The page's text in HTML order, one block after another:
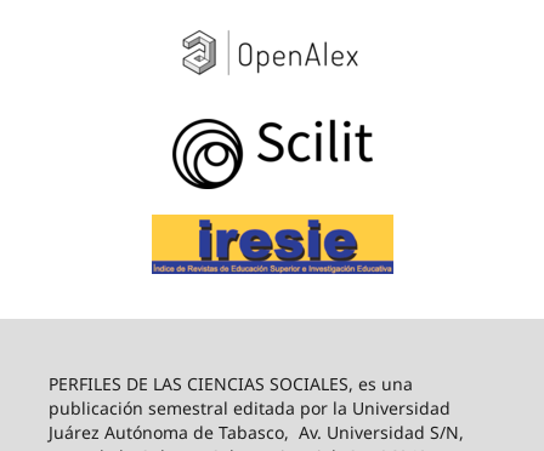
PERFILES DE LAS CIENCIAS SOCIALES, es una
publicación semestral editada por la Universidad
Juárez Autónoma de Tabasco, Av. Universidad S/N,